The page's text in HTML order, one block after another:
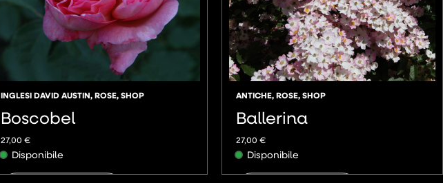
INGLESI DAVID AUSTIN,ROSE,SHOP
Boscobel
27,00 €
Disponibile
ANTICHE,ROSE,SHOP
Ballerina
27,00 €
Disponibile